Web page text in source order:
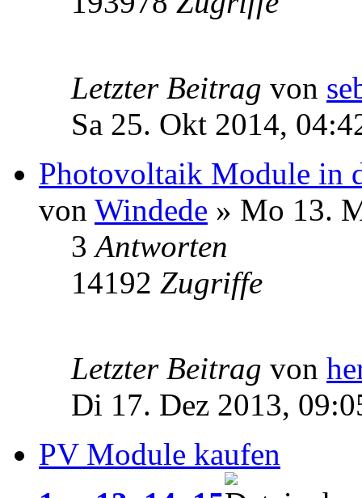
Letzter Beitrag von
Sa 25. Okt 2014,
Photovoltaik Module in
von Windede » Mo 13.
3Antworten
14192 Zugriffe
Letzter Beitrag von
Di 17. Dez 2013,
PV Module kaufen